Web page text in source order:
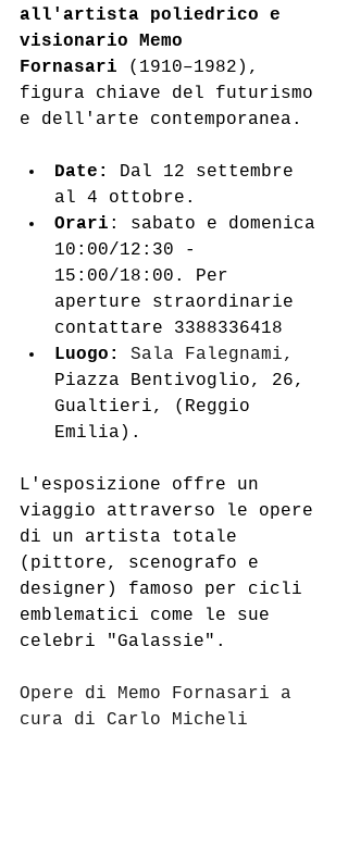
all'artista poliedrico e
visionario Memo
Fornasari (1910–1982),
figura chiave del futurismo
e dell'arte contemporanea.
Date:
Dal 12 settembre
al 4 ottobre.
Orari : sabato e domenica
10:00/12:30 -
15:00/18:00. Per
aperture straordinarie
contattare 3388336418
Luogo:
Sala Falegnami,
Piazza Bentivoglio, 26,
Gualtieri, (Reggio
Emilia).
L'esposizione offre un
viaggio attraverso le opere
di un artista totale
(pittore, scenografo e
designer) famoso per cicli
emblematici come le sue
celebri "Galassie".
Opere di Memo Fornasari a
cura di Carlo Micheli